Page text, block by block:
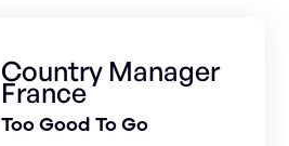
Country Manager
France
Too Good To Go